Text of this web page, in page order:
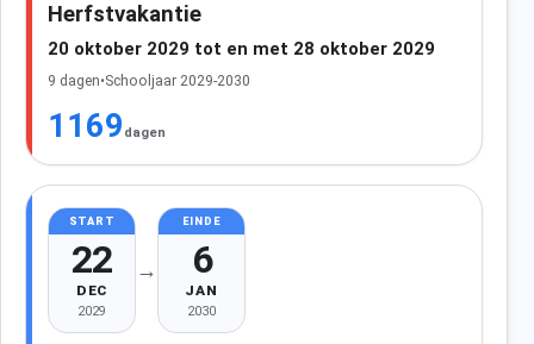
Herfstvakantie
20 oktober 2029 tot en met 28 oktober 2029
9 dagen•Schooljaar 2029-2030
1169 dagen
START
22
DEC
2029
→
EINDE
6
JAN
2030